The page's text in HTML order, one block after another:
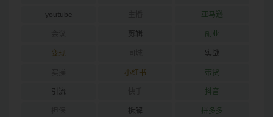
youtube 亚马逊
剪辑 副业
变现 实战
小红书 带货
引流 抖音
拆解 拼多多